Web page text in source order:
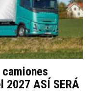
camiones
2027 ASÍ SERÁ